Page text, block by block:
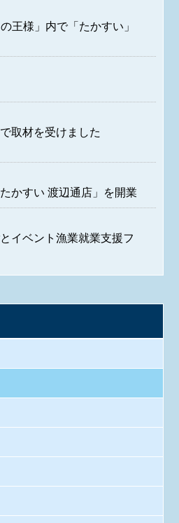
王様」内で「たかすい」
取材を受けました
かすい 渡辺通店」を開業
イベント漁業就業支援フ